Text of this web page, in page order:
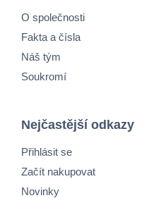
O společnosti
Fakta a čísla
Náš tým
Soukromí
Nejčastější odkazy
Přihlásit se
Začít nakupovat
Novinky